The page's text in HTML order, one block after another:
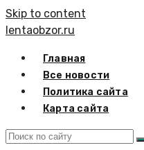
Skip to content
lentaobzor.ru
Главная
Все новости
Политика сайта
Карта сайта